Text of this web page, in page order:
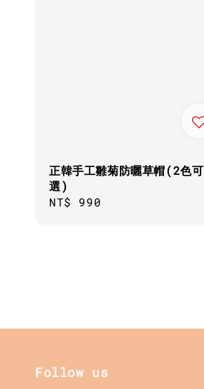
正韓手工雛菊防曬草帽(2色可
選)
Regular
NT$ 990
Follow us